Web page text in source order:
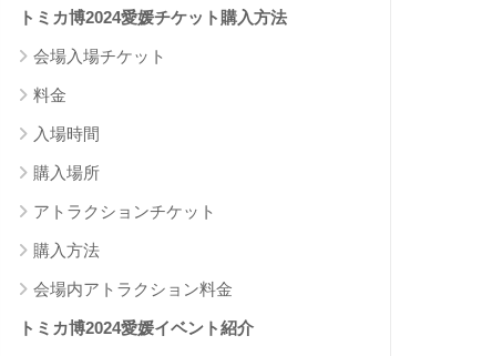
トミカ博2024愛媛チケット購入方法
会場入場チケット
料金
入場時間
購入場所
アトラクションチケット
購入方法
会場内アトラクション料金
トミカ博2024愛媛イベント紹介